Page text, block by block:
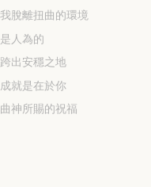
我脫離扭曲的環境
人為的
跨出安穩之地
成就是在於你
神所賜的祝福